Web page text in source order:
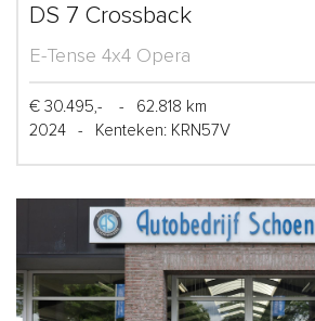
DS 7 Crossback
E-Tense 4x4 Opera
€ 30.495,- -
62.818 km
2024
- Kenteken: KRN57V